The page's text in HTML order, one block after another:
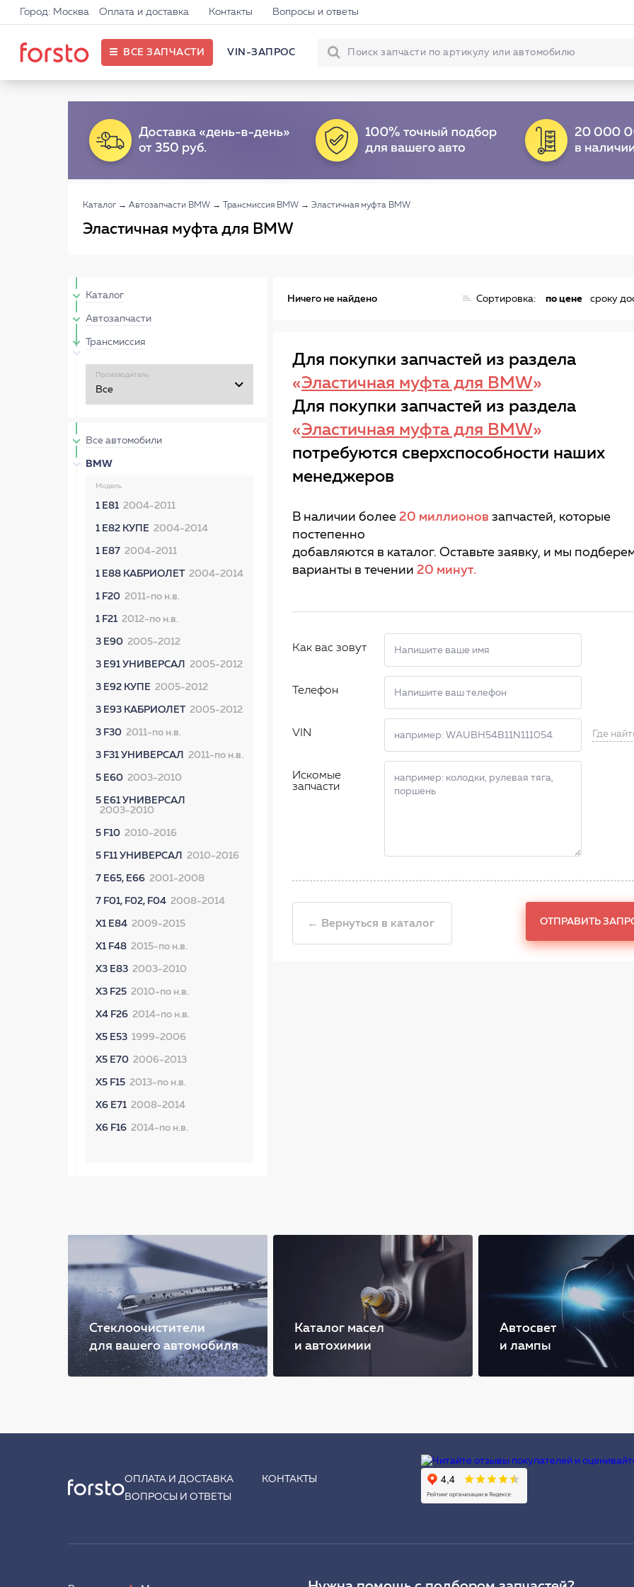
Город: Москва Оплата и доставка Контакты Вопросы и ответы
ВСЕ ЗАПЧАСТИ VIN-ЗАПРОС
Каталог → Автозапчасти BMW → Трансмиссия BMW → Эластичная муфта BMW
Эластичная муфта для BMW
Каталог
Автозапчасти
Трансмиссия
Производитель
Все автомобили
BMW
Модель
1 E81 2004-2011
1 E82 КУПЕ 2004-2014
1 E87 2004-2011
1 E88 КАБРИОЛЕТ 2004-2014
1 F20 2011-по н.в.
1 F21 2012-по н.в.
3 E90 2005-2012
3 E91 УНИВЕРСАЛ 2005-2012
3 E92 КУПЕ 2005-2012
3 E93 КАБРИОЛЕТ 2005-2012
3 F30 2011-по н.в.
3 F31 УНИВЕРСАЛ 2011-по н.в.
5 E60 2003-2010
5 E61 УНИВЕРСАЛ
2003-2010
5 F10 2010-2016
5 F11 УНИВЕРСАЛ 2010-2016
7 E65, E66 2001-2008
7 F01, F02, F04 2008-2014
X1 E84 2009-2015
X1 F48 2015-по н.в.
X3 E83 2003-2010
X3 F25 2010-по н.в.
X4 F26 2014-по н.в.
X5 E53 1999-2006
X5 E70 2006-2013
X5 F15 2013-по н.в.
X6 E71 2008-2014
X6 F16 2014-по н.в.
Ничего не найдено Сортировка: по цене сроку
Для покупки запчастей из раздела
«Эластичная муфта для BMW»
Для покупки запчастей из раздела
«Эластичная муфта для BMW»
потребуются сверхспособности наших
менеджеров
В наличии более 20 миллионов запчастей, которые
постепенно
добавляются в каталог. Оставьте заявку, и мы
варианты в течении 20 минут.
Как вас зовут
Телефон
VIN Где
Искомые
запчасти
← Вернуться в каталог ОТПРАВИТЬ
Стеклоочистители
для вашего автомобиля
Каталог масел
и автохимии
Автосвет
и лампы
ОПЛАТА И ДОСТАВКА
КОНТАКТЫ
ВОПРОСЫ И ОТВЕТЫ